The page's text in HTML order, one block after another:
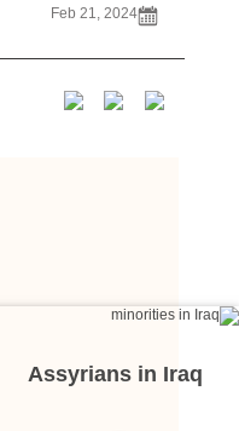
Feb 21, 2024
Assyrians in Iraq